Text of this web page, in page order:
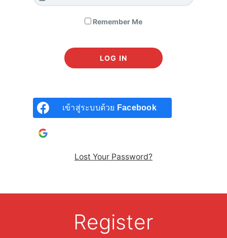
Remember Me
เข้าสู่ระบบด้วย Facebook
Lost Your Password?
Register
หนังสือเสียงช่วยคุณได้ หนังสือดิจิตอลที่เหมาะกับผู้เรียนที่ชื่นชอบ
หนังสือ